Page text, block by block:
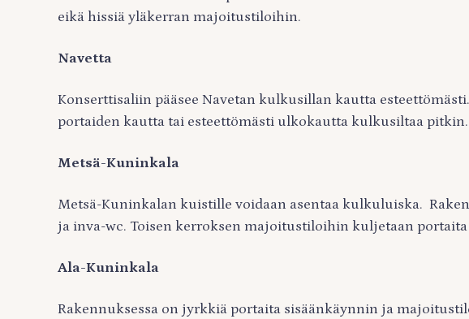
eikä hissiä yläkerran majoitustiloihin.
Navetta
Konserttisaliin pääsee Navetan kulkusillan kautta
portaiden kautta tai esteettömästi ulkokautta kulkusiltaa pitkin.
Metsä-Kuninkala
Metsä-Kuninkalan kuistille voidaan asentaa kulkuluiska.
ja inva-wc. Toisen kerroksen majoitustiloihin kuljetaan portaita
Ala-Kuninkala
Rakennuksessa on jyrkkiä portaita sisäänkäynnin ja